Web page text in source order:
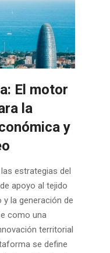
El motor
la
y
estrategias del
apoyo al tejido
la generación de
como una
territorial
se define